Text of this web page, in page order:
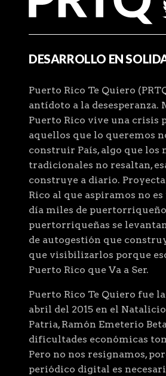
DESARROLLO EN
Puerto Rico Te Quiero
antídoto a la desesperanza.
Puerto Rico vive una crisis
aquellos que lo queremos
construir País, algo que los
tradicionales no resaltan,
construye a diario.
Rico al que aspiramos no
día miles de
puertorriqueñas se
de autogestión que
que visibilizarlos porque
Puerto Rico que Va a Ser.
Puerto Rico Te Quiero fue
abril del 2015 en el
Patria, Ramón Emeterio
dificultades económicas
Pero no nos resignamos,
periódico digital es